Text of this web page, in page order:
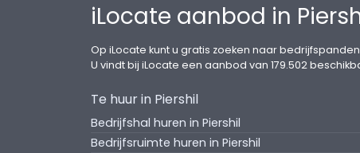
iLocate aanbod in
Op iLocate kunt u gratis zoeken naar
U vindt bij iLocate een aanbod van 179.502
Te huur in Piershil
Bedrijfshal huren in Piershil
Bedrijfsruimte huren in Piershil